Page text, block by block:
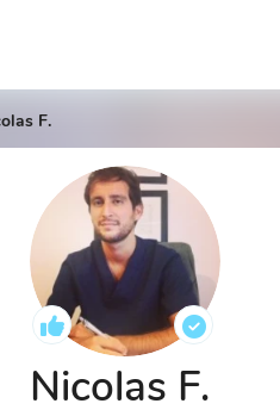
F.
Nicolas F.